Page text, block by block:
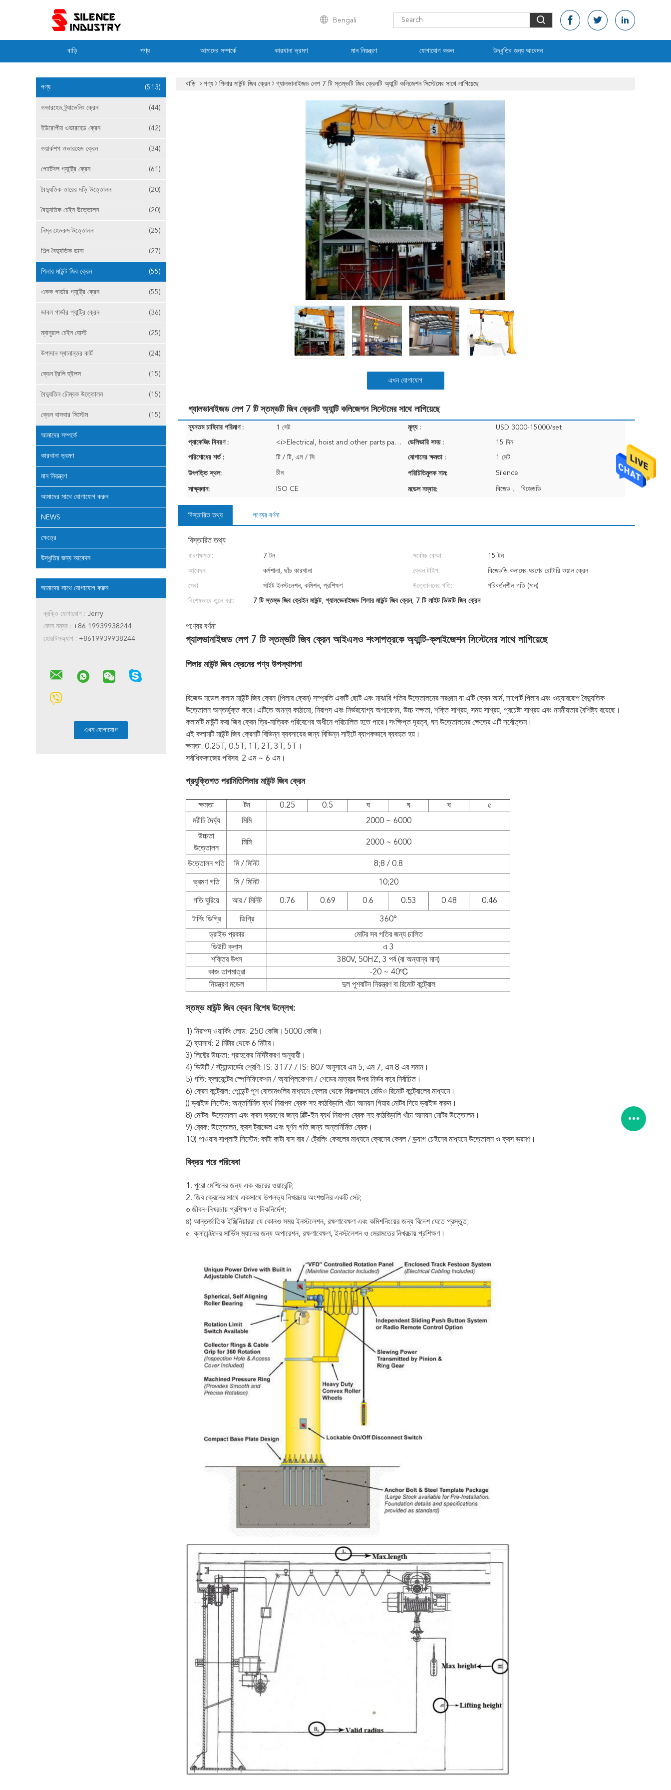
Bengali
বাড়ি পণ্য আমাদের সম্পর্কে কারখানা ভ্রমণ মান নিয়ন্ত্রণ যোগাযোগ করুন উদ্ধৃতির জন্য আবেদন
পণ্য (513)
ওভারহেড ট্র্যাভেলিং ক্রেন (44)
ইউরোপীয় ওভারহেড ক্রেন (42)
ওয়ার্কশপ ওভারহেড ক্রেন (34)
পোর্টেবল গ্যান্ট্রি ক্রেন (61)
বৈদ্যুতিক তারের দড়ি উত্তোলন (20)
বৈদ্যুতিক চেইন উত্তোলন (20)
নিম্ন হেডরুম উত্তোলন (25)
শিল্প বৈদ্যুতিক ডানা (27)
পিলার মাউন্ট জিব ক্রেন (55)
একক গার্ডার গ্যান্ট্রি ক্রেন (55)
ডাবল গার্ডার গ্যান্ট্রি ক্রেন (36)
ম্যানুয়াল চেইন হোস্ট (25)
উপাদান স্থানান্তর কার্ট (24)
ক্রেন ট্রলি হুইলস (15)
বৈদ্যুতিন চৌম্বক উত্তোলন (15)
ক্রেন বাসবার সিস্টেম (15)
আমাদের সম্পর্কে
কারখানা ভ্রমণ
মান নিয়ন্ত্রণ
আমাদের সাথে যোগাযোগ করুন
NEWS
ক্ষেত্রে
উদ্ধৃতির জন্য আবেদন
আমাদের সাথে যোগাযোগ করুন
ব্যক্তি যোগাযোগ : Jerry
ফোন নম্বর : +86 19939938244
হোয়াটসঅ্যাপ : +8619939938244
বাড়ি পণ্য পিলার মাউন্ট জিব ক্রেন গ্যালভানাইজড লেপ 7 টি স্তম্ভটি জিব ক্রেনটি অ্যান্টি কলিজেশন সিস্টেমের সাথে লাগিয়েছে
এখন যোগাযোগ
গ্যালভানাইজড লেপ 7 টি স্তম্ভটি জিব ক্রেনটি অ্যান্টি কলিজেশন সিস্টেমের সাথে লাগিয়েছে
ন্যূনতম চাহিদার পরিমাণ : 1 সেট মূল্য : USD 3000-15000/set
প্যাকেজিং বিবরণ : <i>Electrical, hoist and other parts packed by high quality plywood crate;</i> <b>বৈদ্যুতিক, উত্তোলন ডেলিভারি সময় : 15 দিন
পরিশোধের শর্ত : টি / টি, এল / সি যোগানের ক্ষমতা : 1 সেট
উৎপত্তি স্থল: চীন পরিচিতিমুলক নাম: Silence
সাক্ষ্যদান: ISO CE মডেল নম্বার: বিজেড 、 বিজেডডি
বিস্তারিত তথ্য পণ্যের বর্ণনা
বিস্তারিত তথ্য
ধারণক্ষমতা: 7 টন সর্বোচ্চ বোঝা: 15 টন
আবেদন: কর্মশালা, ছাঁচ কারখানা ক্রেন টাইপ: বিজেডডি কলামের ধরণের রোটারি ওয়াল ক্রেন
সেবা: সাইট ইনস্টলেশন, কমিশন, প্রশিক্ষণ উত্তোলনের গতি: পরিবর্তনশীল গতি (মান)
বিশেষভাবে তুলে ধরা: 7 টি স্তম্ভ জিব ক্রেইন মাউন্ট, গ্যালভেনাইজড পিলার মাউন্ট জিব ক্রেন, 7 টি লাইট ডিউটি ​​জিব ক্রেন
পণ্যের বর্ণনা
গ্যালভানাইজড লেপ 7 টি স্তম্ভটি জিব ক্রেন আইএসও শংসাপত্রকে অ্যান্টি-ক্লাইজেশন সিস্টেমের সাথে লাগিয়েছে
পিলার মাউন্ট জিব ক্রেনের পণ্য উপস্থাপনা
বিজেড মডেল কলাম মাউন্ট জিব ক্রেন (পিলার ক্রেন) সম্প্রতি একটি ছোট এবং মাঝারি গতির উত্তোলনের সরঞ্জাম যা এটি ক্রেন আর্ম, সাপোর্ট পিলার এবং ওয়্যাররোপ বৈদ্যুতিক
উত্তোলন অন্তর্ভুক্ত করে।এটিতে অনন্য কাঠামো, নিরাপদ এবং নির্ভরযোগ্য অপারেশন, উচ্চ দক্ষতা, শক্তি সাশ্রয়, সময় সাশ্রয়, প্রচেষ্টা সাশ্রয় এবং নমনীয়তার বৈশিষ্ট্য রয়েছে।
কলামটি মাউন্ট করা জিব ক্রেন ত্রি-মাত্রিক পরিবেশের অধীনে পরিচালিত হতে পারে।সংক্ষিপ্ত দূরত্ব, ঘন উত্তোলনের ক্ষেত্রে এটি সর্বোত্তম।
এই কলামটি মাউন্ট জিব ক্রেনটি বিভিন্ন ব্যবসায়ের জন্য বিভিন্ন সাইটে ব্যাপকভাবে ব্যবহৃত হয়।
ক্ষমতা: 0.25T, 0.5T, 1T, 2T, 3T, 5T।
সর্বাধিককাজের পরিসর: 2 এম ~ 6 এম।
প্রযুক্তিগত পরামিতিপিলার মাউন্ট জিব ক্রেন
ক্ষমতা টন 0.25 0.5 ঘ ঘ ঘ
৫
মরীচি দৈর্ঘ্য
মিমি
2000 ~ 6000
উচ্চতা
উত্তোলন
মিমি 2000 ~ 6000
উত্তোলন গতি মি / মিনিট 8;8 / 0.8
ভ্রমণ গতি মি / মিনিট 10;20
গতি ঘুরিয়ে আর / মিনিট 0.76 0.69 0.6 0.53 0.48 0.46
টার্নিং ডিগ্রি ডিগ্রি 360°
ড্রাইভ প্রকার
মোটর সব গতির জন্য চালিত
ডিউটি ​​ক্লাস
এ 3
শক্তির উৎস
380V, 50HZ, 3 পর্ব (বা অন্যান্য মান)
কাজ তাপমাত্রা
-20 ~ 40℃
নিয়ন্ত্রণ মডেল
দুল পুশবাটন নিয়ন্ত্রণ বা রিমোট কন্ট্রোল
স্তম্ভ মাউন্ট জিব ক্রেন বিশেষ উল্লেখ:
1) নিরাপদ ওয়ার্কিং লোড: 250 কেজি।5000 কেজি।
2) ব্যাসার্ধ: 2 মিটার থেকে 6 মিটার।
3) লিফ্টের উচ্চতা: গ্রাহকের নির্দিষ্টকরণ অনুযায়ী।
4) ডিউটি ​​/ স্ট্যান্ডার্ডের শ্রেণি: IS: 3177 / IS: 807 অনুসারে এম 5, এম 7, এম 8 এর সমান।
5) গতি: ক্লায়েন্টের স্পেসিফিকেশন / অ্যাপ্লিকেশন / শেডের মাত্রার উপর নির্ভর করে নির্বাচিত।
6) ক্রেন কন্ট্রোল: পেন্ডেন্ট পুশ বোতামগুলির মাধ্যমে ফ্লোর থেকে বিকল্পভাবে রেডিও রিমোট কন্ট্রোলের মাধ্যমে।
)) ড্রাইভ সিস্টেম: অন্তর্নির্মিত ব্যর্থ নিরাপদ ব্রেক সহ কাঠবিড়ালি খাঁচা আনয়ন গিয়ার মোটর দিয়ে ড্রাইভ করুন।
8) মোটর: উত্তোলন এবং ক্রস ভ্রমণের জন্য বিল্ট-ইন ব্যর্থ নিরাপদ ব্রেক সহ কাঠবিড়ালি খাঁচা আনয়ন মোটর উত্তোলন।
9) ব্রেক: উত্তোলন, ক্রস ট্রাভেল এবং ঘূর্ণন গতি জন্য অন্তর্নির্মিত ব্রেক।
10) পাওয়ার সাপ্লাই সিস্টেম: কাটা কাটা বাস বার / ট্রেলিং কেবলের মাধ্যমে ক্রেনের কেবল / ড্র্যাগ চেইনের মাধ্যমে উত্তোলন ও ক্রস ভ্রমণ।
বিক্রয় পরে পরিষেবা
1. পুরো মেশিনের জন্য এক বছরের ওয়ারেন্টি;
2. জিব ক্রেনের সাথে একসাথে উপলভ্য নিখরচায় অংশগুলির একটি সেট;
৩.জীবন-নিখরচায় প্রশিক্ষণ ও দিকনির্দেশ;
৪) আন্তর্জাতিক ইঞ্জিনিয়াররা যে কোনও সময় ইনস্টলেশন, রক্ষণাবেক্ষণ এবং কমিশনিংয়ের জন্য বিদেশ যেতে প্রস্তুত;
৫. ক্লায়েন্টদের সার্ভিস ম্যানের জন্য অপারেশন, রক্ষণাবেক্ষণ, ইনস্টলেশন ও মেরামতের নিখরচায় প্রশিক্ষণ।